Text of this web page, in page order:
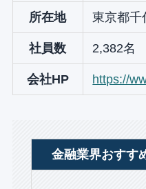
所在地 東京都千
社員数 2,382名
会社HP https://
金融業界おすす